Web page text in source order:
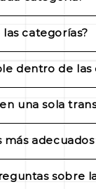
selección
categorías?
dentro de las
una sola
tu carrito
sobre